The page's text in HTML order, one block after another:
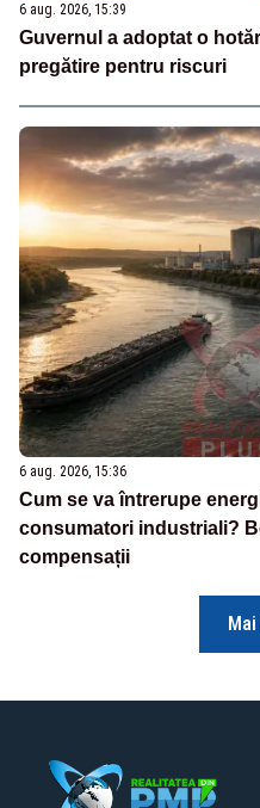
6 aug. 2026, 15:39
Guvernul a adoptat o
pregătire pentru riscuri
6 aug. 2026, 15:36
Cum se va întrerupe
consumatori industriali?
compensații